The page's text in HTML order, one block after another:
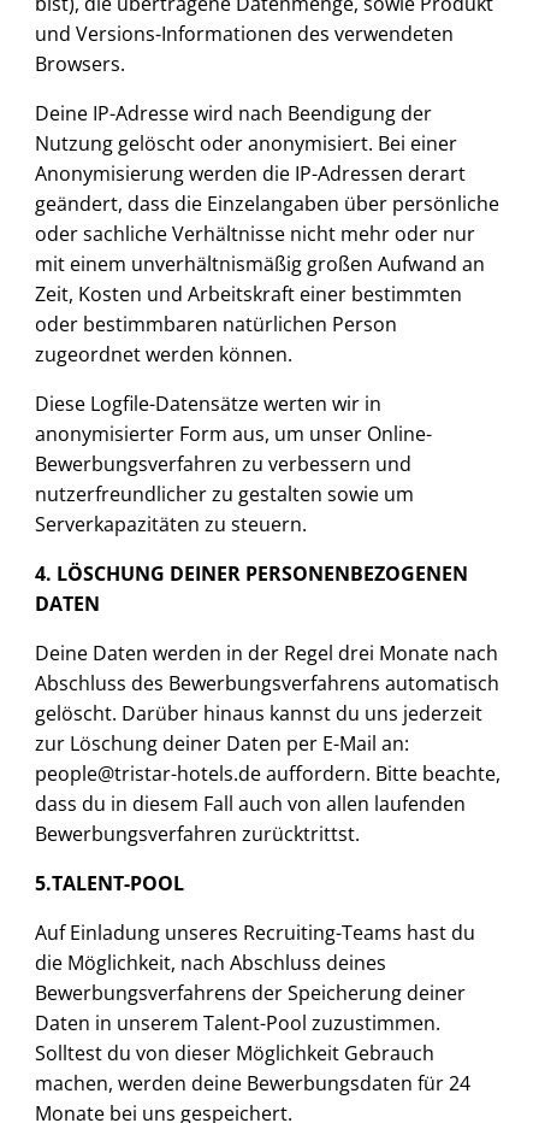
und Versions-Informationen des verwendeten
Browsers.
Deine IP-Adresse wird nach Beendigung der
Nutzung gelöscht oder anonymisiert. Bei einer
Anonymisierung werden die IP-Adressen derart
geändert, dass die Einzelangaben über persönliche
oder sachliche Verhältnisse nicht mehr oder nur
mit einem unverhältnismäßig großen Aufwand an
Zeit, Kosten und Arbeitskraft einer bestimmten
oder bestimmbaren natürlichen Person
zugeordnet werden können.
Diese Logfile-Datensätze werten wir in
anonymisierter Form aus, um unser Online-
Bewerbungsverfahren zu verbessern und
nutzerfreundlicher zu gestalten sowie um
Serverkapazitäten zu steuern.
4. LÖSCHUNG DEINER PERSONENBEZOGENEN
DATEN
Deine Daten werden in der Regel drei Monate nach
Abschluss des Bewerbungsverfahrens automatisch
gelöscht. Darüber hinaus kannst du uns jederzeit
zur Löschung deiner Daten per E-Mail an:
people@tristar-hotels.de auffordern. Bitte beachte,
dass du in diesem Fall auch von allen laufenden
Bewerbungsverfahren zurücktrittst.
5.TALENT-POOL
Auf Einladung unseres Recruiting-Teams hast du
die Möglichkeit, nach Abschluss deines
Bewerbungsverfahrens der Speicherung deiner
Daten in unserem Talent-Pool zuzustimmen.
Solltest du von dieser Möglichkeit Gebrauch
machen, werden deine Bewerbungsdaten für 24
Monate bei uns gespeichert.